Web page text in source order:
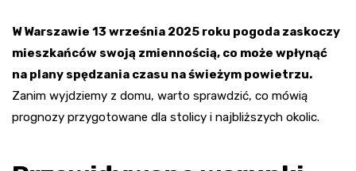
W Warszawie 13 września 2025 roku pogoda zaskoczy
mieszkańców swoją zmiennością, co może wpłynąć
na plany spędzania czasu na świeżym powietrzu.
Zanim wyjdziemy z domu, warto sprawdzić, co mówią
prognozy przygotowane dla stolicy i najbliższych okolic.